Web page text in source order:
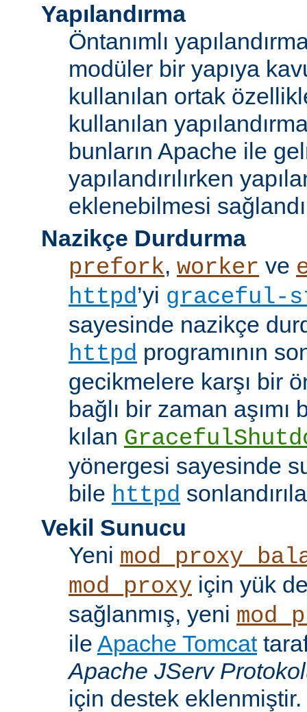
Yapılandırma
Öntanımlı
modüler bir yapıya
kullanılan ortak
kullanılan
bunların Apache ile
yapılandırılırken
eklenebilmesi
Nazikçe Durdurma
prefork, worker ve
httpd’yi graceful-
sayesinde nazikçe
httpd programının
gecikmelere karşı bir
bağlı bir zaman
kılan
yönergesi sayesinde
bile httpd
Vekil Sunucu
Yeni
mod_proxy için yük
sağlanmış, yeni
ile Apache Tomcat
Apache JServ
için destek eklenmiştir.